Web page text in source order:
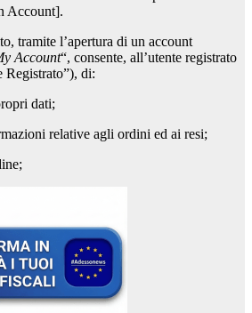
Account].
tramite l’apertura di un account
Account“, consente, all’utente registrato
Registrato”), di:
dati;
relative agli ordini ed ai resi;